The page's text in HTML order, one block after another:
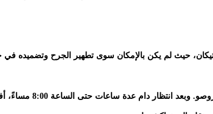
حيث لم يكن بالإمكان سوى تطهير الجرح وتضميده في
ونظرًا لخطورة وضعية الطفل، تم تحويلهم